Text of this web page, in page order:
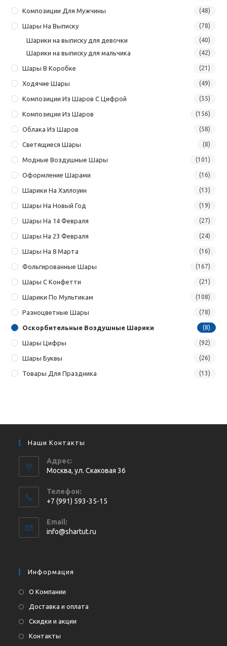
Композиции Для Мужчины (48)
Шары На Выписку (78)
Шарики на выписку для девочки (40)
Шарики на выписку для мальчика (42)
Шары В Коробке (21)
Ходячие Шары (49)
Композиции Из Шаров С Цифрой (55)
Композиции Из Шаров (156)
Облака Из Шаров (58)
Светящиеся Шары (8)
Модные Воздушные Шары (101)
Оформление Шарами (16)
Шарики На Хэллоуин (13)
Шары На Новый Год (19)
Шары На 14 Февраля (27)
Шары На 23 Февраля (24)
Шары На 8 Марта (16)
Фольгированные Шары (167)
Шары С Конфетти (21)
Шарики По Мультикам (108)
Разноцветные Шары (78)
Оскорбительные Воздушные Шарики (8)
Шары Цифры (92)
Шары Буквы (26)
Товары Для Праздника (13)
Наши Контакты
Адрес:
Москва, ул. Cкаковая 36
Телефон:
+7 (991) 593-35-15
в
вашем
Email:
info@shartut.ru
Информация
О Компании
Доставка и оплата
Скидки и акции
Контакты